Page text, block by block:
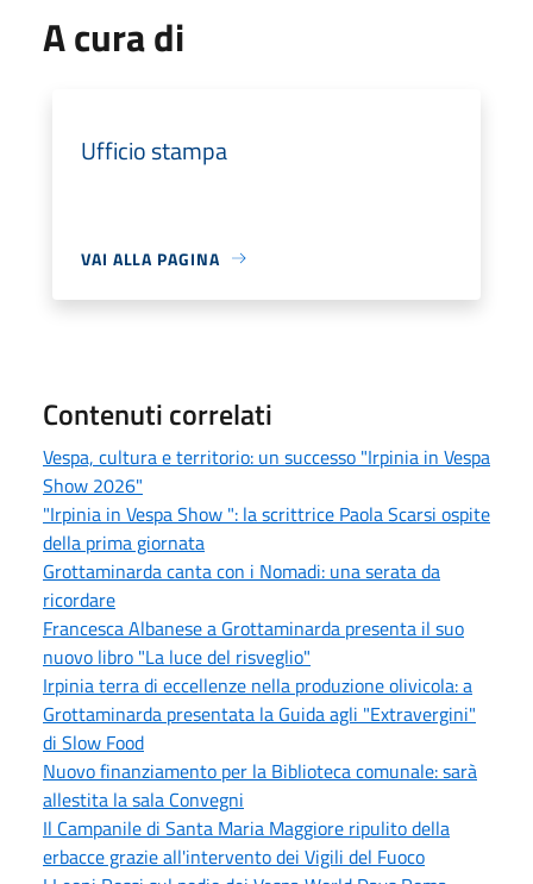
A cura di
Ufficio stampa
VAI ALLA PAGINA
Contenuti correlati
Vespa, cultura e territorio: un successo "Irpinia in Vespa
Show 2026"
"Irpinia in Vespa Show ": la scrittrice Paola Scarsi ospite
della prima giornata
Grottaminarda canta con i Nomadi: una serata da
ricordare
Francesca Albanese a Grottaminarda presenta il suo
nuovo libro "La luce del risveglio"
Irpinia terra di eccellenze nella produzione olivicola: a
Grottaminarda presentata la Guida agli "Extravergini"
di Slow Food
Nuovo finanziamento per la Biblioteca comunale: sarà
allestita la sala Convegni
Il Campanile di Santa Maria Maggiore ripulito della
erbacce grazie all'intervento dei Vigili del Fuoco